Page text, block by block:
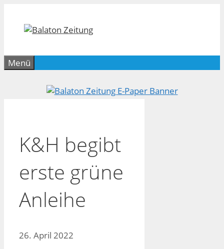
springen
Menü
K&H begibt
erste grüne
Anleihe
26. April 2022